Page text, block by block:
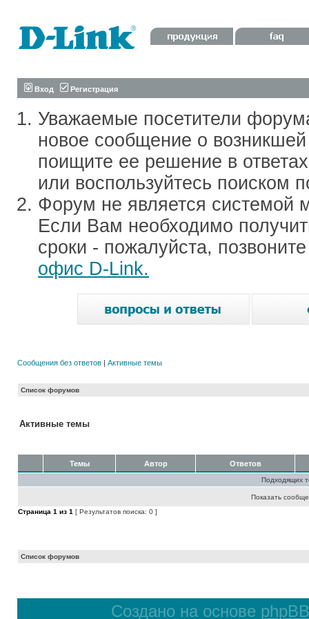
Вход Регистрация
Уважаемые посетители
новое сообщение о
поищите ее решение в
или воспользуйтесь поиском
Форум не является системой
Если Вам необходимо
сроки - пожалуйста,
офис D-Link.
Сообщения без ответов | Активные темы
Список форумов
Активные темы
Темы Автор Ответов
Подходящих
Показать
Страница 1 из 1 [ Результатов поиска: 0 ]
Список форумов
Создано на основе phpBB